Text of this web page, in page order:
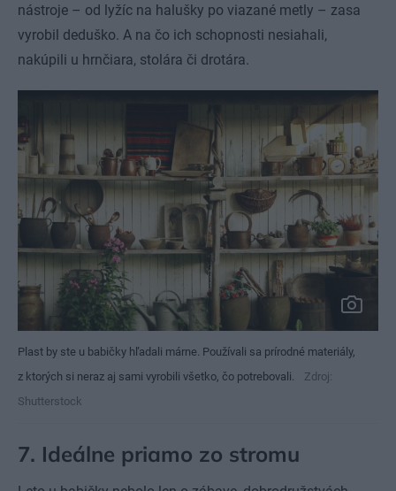
nástroje – od lyžíc na halušky po viazané metly – zasa
vyrobil deduško. A na čo ich schopnosti nesiahali,
nakúpili u hrnčiara, stolára či drotára.
Plast by ste u babičky hľadali márne. Používali sa prírodné materiály,
z ktorých si neraz aj sami vyrobili všetko, čo potrebovali.
Zdroj:
Shutterstock
7. Ideálne priamo zo stromu